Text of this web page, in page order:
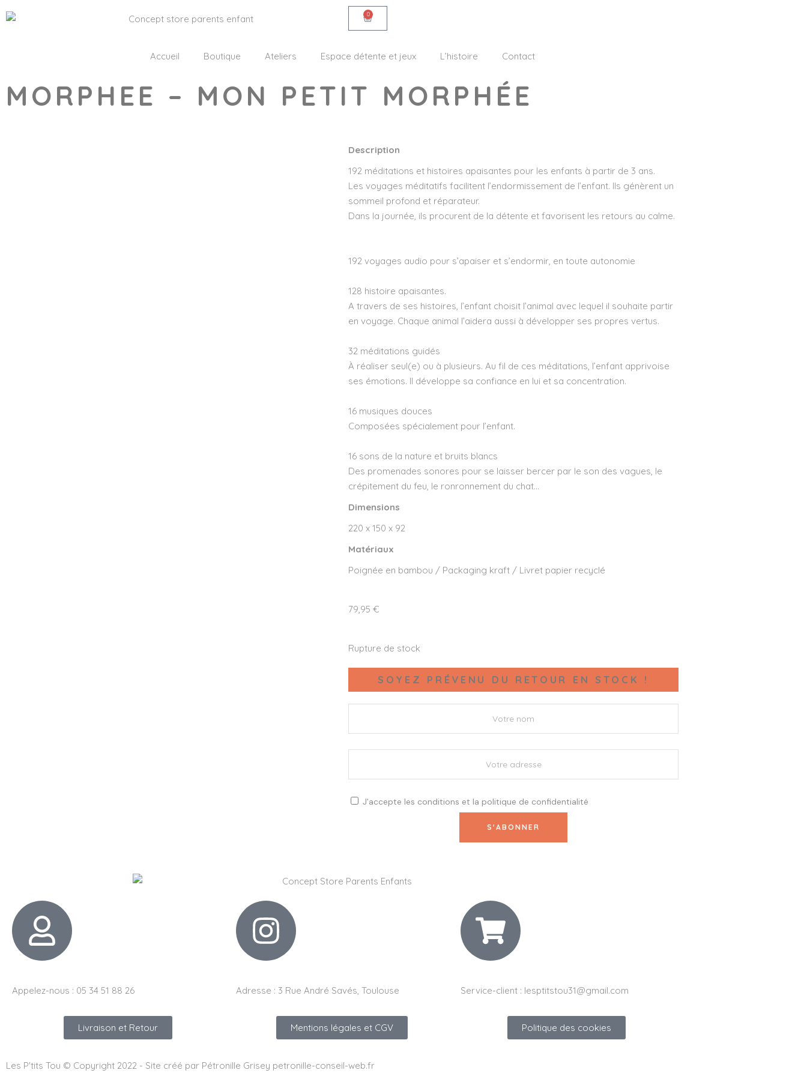
0
Accueil Boutique Ateliers Espace détente et jeux L’histoire Contact
MORPHEE – MON PETIT MORPHÉE
Description
192 méditations et histoires apaisantes pour les enfants à partir de 3 ans.
Les voyages méditatifs facilitent l’endormissement de l’enfant. Ils génèrent un
sommeil profond et réparateur.
Dans la journée, ils procurent de la détente et favorisent les retours au calme.
192 voyages audio pour s’apaiser et s’endormir, en toute autonomie
128 histoire apaisantes.
A travers de ses histoires, l’enfant choisit l’animal avec lequel il souhaite partir
en voyage. Chaque animal l’aidera aussi à développer ses propres vertus.
32 méditations guidés
À réaliser seul(e) ou à plusieurs. Au fil de ces méditations, l’enfant apprivoise
ses émotions. Il développe sa confiance en lui et sa concentration.
16 musiques douces
Composées spécialement pour l’enfant.
16 sons de la nature et bruits blancs
Des promenades sonores pour se laisser bercer par le son des vagues, le
crépitement du feu, le ronronnement du chat…
Dimensions
220 x 150 x 92
Matériaux
Poignée en bambou / Packaging kraft / Livret papier recyclé
79,95 €
Rupture de stock
SOYEZ PRÉVENU DU RETOUR EN STOCK !
J'accepte les conditions et la politique de confidentialité
Appelez-nous : 05 34 51 88 26 Adresse : 3 Rue André Savés, Toulouse Service-client : lesptitstou31@gmail.com
Livraison et Retour Mentions légales et CGV Politique des cookies
Les P'tits Tou © Copyright 2022 - Site créé par Pétronille Grisey petronille-conseil-web.fr